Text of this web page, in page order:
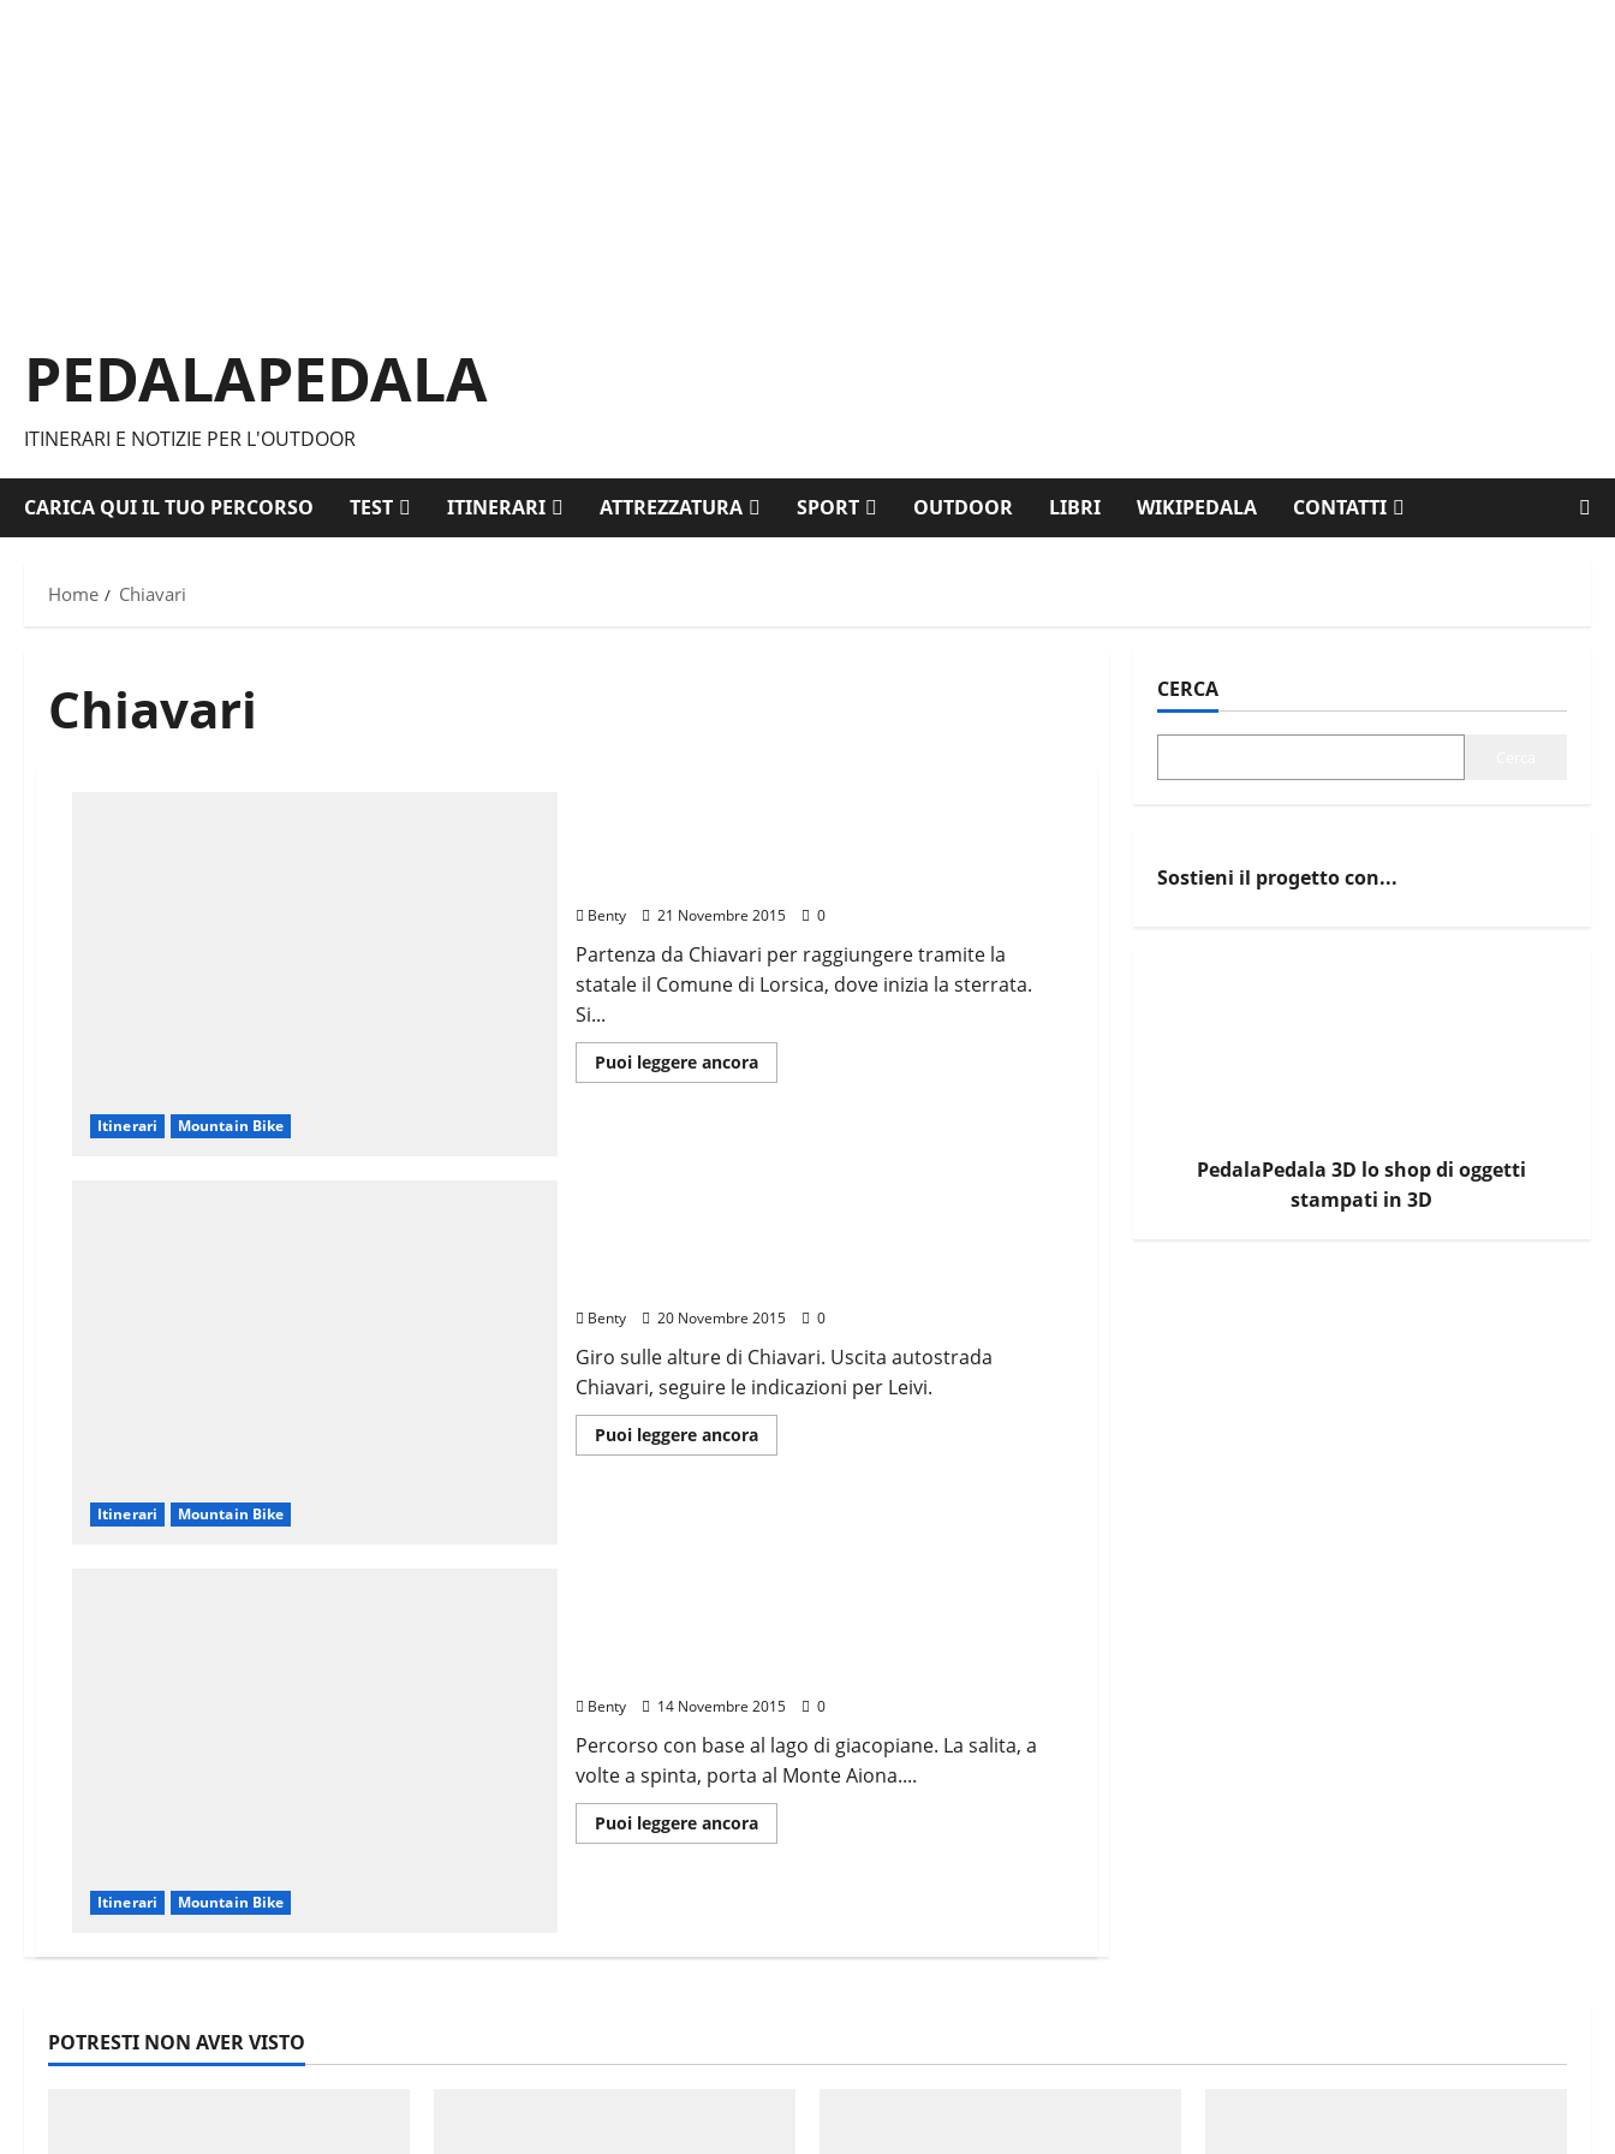
PEDALAPEDALA
ITINERARI E NOTIZIE PER L'OUTDOOR
CARICA QUI IL TUO PERCORSO TEST ITINERARI ATTREZZATURA SPORT OUTDOOR LIBRI WIKIPEDALA CONTATTI
Home Chiavari
Chiavari
Itinerari Mountain Bike
Benty 21 Novembre 2015 0
Partenza da Chiavari per raggiungere tramite la
statale il Comune di Lorsica, dove inizia la sterrata.
Si...
Puoi leggere ancoraLeggi
di
Itinerari Mountain Bike
Benty 20 Novembre 2015 0
Giro sulle alture di Chiavari. Uscita autostrada
Chiavari, seguire le indicazioni per Leivi.
Puoi leggere ancoraLeggi
di
Itinerari Mountain Bike
Benty 14 Novembre 2015 0
Percorso con base al lago di giacopiane. La salita, a
volte a spinta, porta al Monte Aiona....
Puoi leggere ancoraLeggi
di
CERCA
Sostieni il progetto con...
PedalaPedala 3D lo shop di oggetti
stampati in 3D
POTRESTI NON AVER VISTO